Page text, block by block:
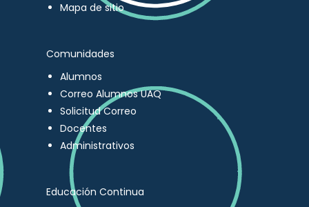
Mapa de sitio
Comunidades
Alumnos
Correo Alumnos UAQ
Solicitud Correo
Docentes
Administrativos
Educación Continua